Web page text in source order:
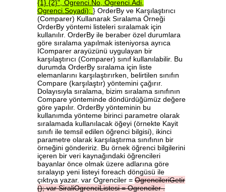
{1} {2}", Ogrenci.No, Ogrenci.Adi,
Ogrenci.Soyadi); } OrderBy ve Karşılaştırıcı
(Comparer) Kullanarak Sıralama Örneği
OrderBy yöntemi listeleri sıralamak için
kullanılır. OrderBy ile beraber özel durumlara
göre sıralama yapılmak isteniyorsa ayrıca
IComparer arayüzünü uygulayan bir
karşılaştırıcı (Comparer) sınıf kullanılabilir. Bu
durumda OrderBy sıralama için liste
elemanlarını karşılaştırırken, belirtilen sınıfın
Compare (karşılaştır) yöntemini çağırır.
Dolayısıyla sıralama, bizim sıralama sınıfının
Compare yönteminde döndürdüğümüz değere
göre yapılır. OrderBy yönteminin bu
kullanımda yönteme birinci parametre olarak
sıralamada kullanılacak öğeyi (örnekte Kayit
sınıfı ile temsil edilen öğrenci bilgisi), ikinci
parametre olarak karşılaştırma sınıfının bir
örneğini göndeririz. Bu örnek öğrenci bilgilerini
içeren bir veri kaynağındaki öğrencileri
bayanlar önce olmak üzere adlarına göre
sıralayıp yeni listeyi foreach döngüsü ile
çıktıya yazar. var Ogrenciler = OgrencileriGetir
();varSiraliOgrenciListesi=Ogrenciler.